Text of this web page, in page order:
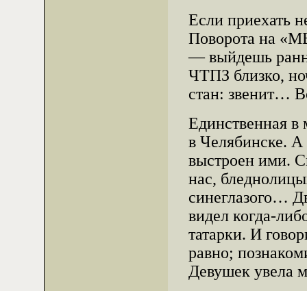
Если приехать
Поворота на
— выйдешь
ЧТПЗ близко,
стан: звенит…
Единственная в
в Челябинске.
выстроен ими.
нас,
синеглазого…
видел когда-
татарки. И
равно;
Девушек увела